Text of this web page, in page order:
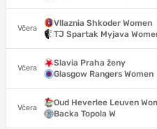
Včera
Vllaznia Shkoder Women
TJ Spartak Myjava
Včera
Slavia Praha ženy
Glasgow Rangers Women
Včera
Oud Heverlee Leuven
Backa Topola W